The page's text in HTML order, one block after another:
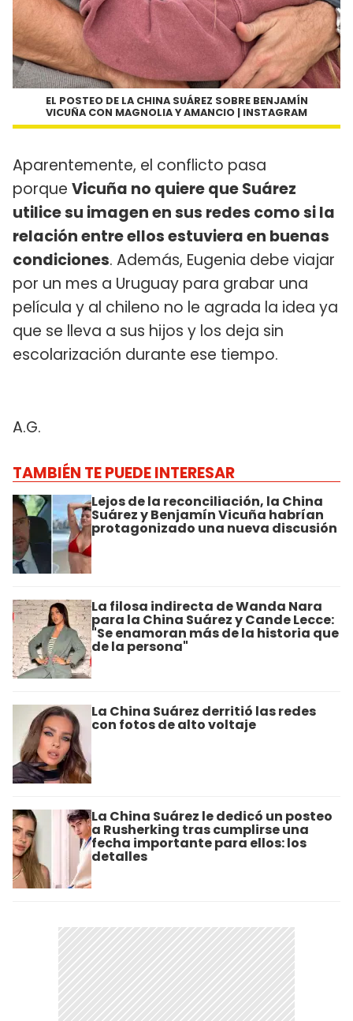
EL POSTEO DE LA CHINA SUÁREZ SOBRE BENJAMÍN
VICUÑA CON MAGNOLIA Y AMANCIO | INSTAGRAM
Aparentemente, el conflicto pasa
porque Vicuña no quiere que Suárez
utilice su imagen en sus redes como si la
relación entre ellos estuviera en buenas
condiciones. Además, Eugenia debe viajar
por un mes a Uruguay para grabar una
película y al chileno no le agrada la idea ya
que se lleva a sus hijos y los deja sin
escolarización durante ese tiempo.
A.G.
TAMBIÉN TE PUEDE INTERESAR
Lejos de la reconciliación, la China
Suárez y Benjamín Vicuña habrían
protagonizado una nueva discusión
La filosa indirecta de Wanda Nara
para la China Suárez y Cande Lecce:
"Se enamoran más de la historia que
de la persona"
La China Suárez derritió las redes
con fotos de alto voltaje
La China Suárez le dedicó un posteo
a Rusherking tras cumplirse una
fecha importante para ellos: los
detalles